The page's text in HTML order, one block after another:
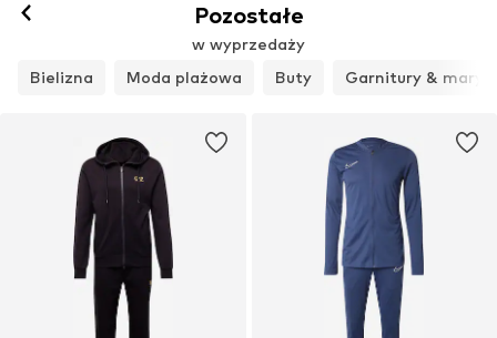
Pozostałe
w wyprzedaży
Bielizna
Moda plażowa Buty Garnitury &